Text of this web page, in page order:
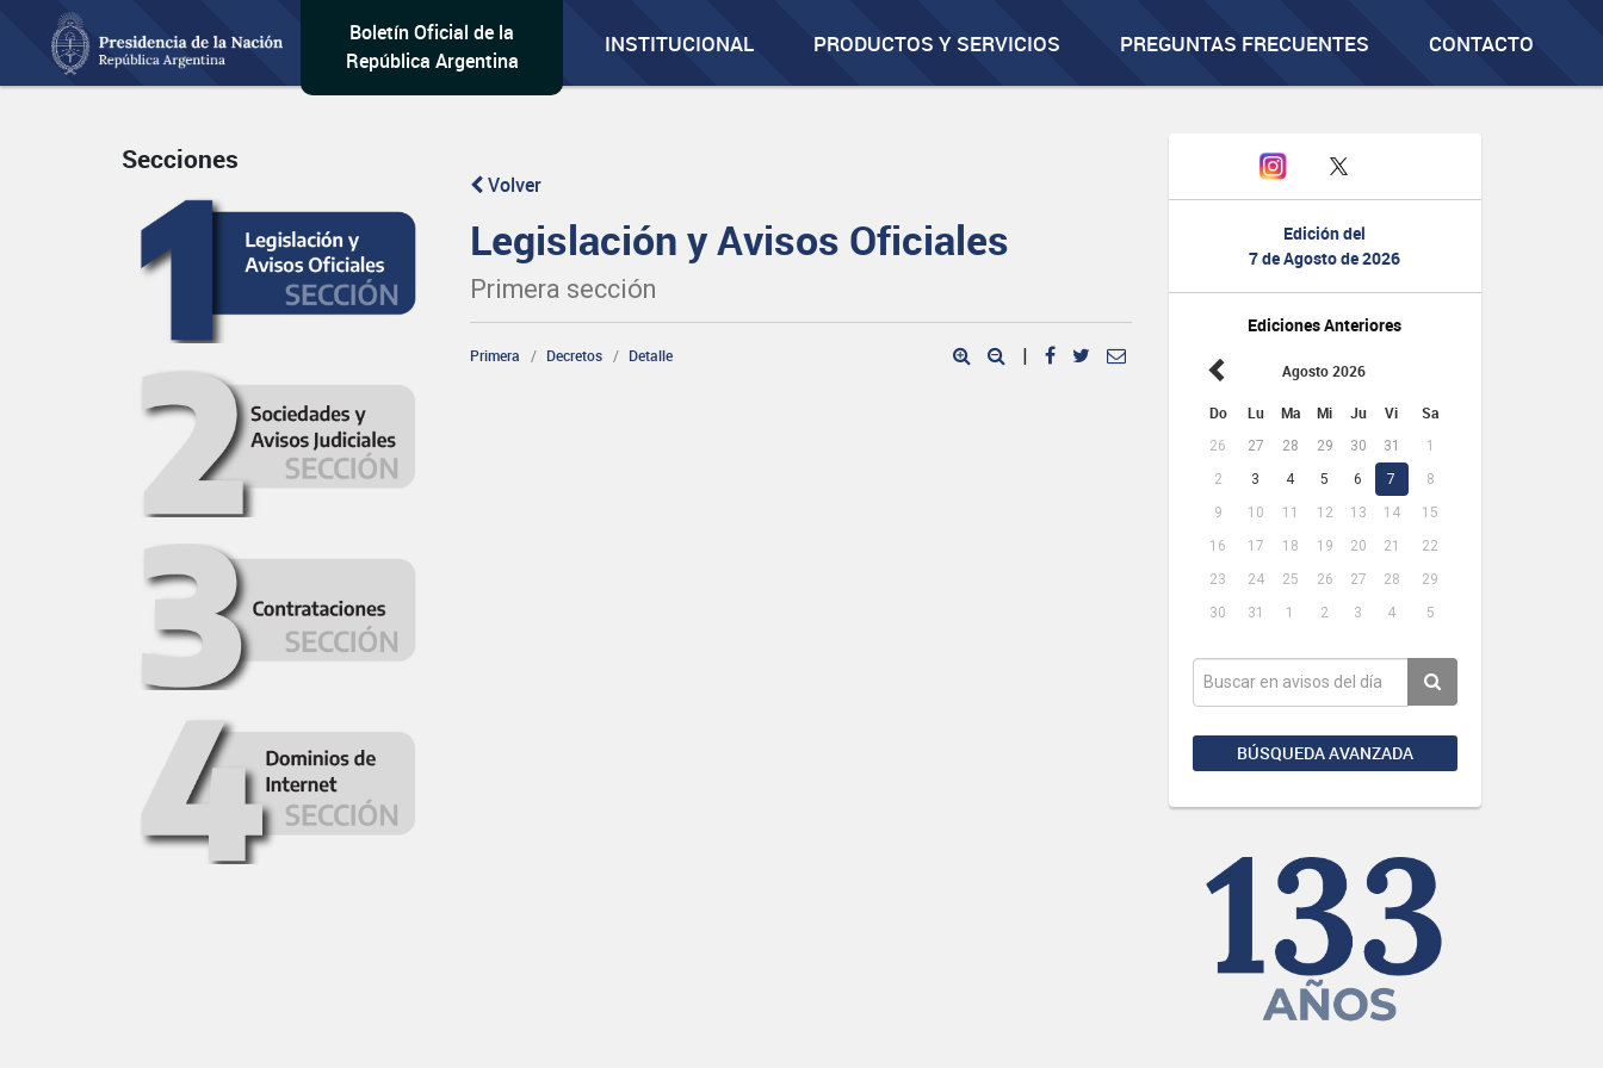
Boletín Oficial de la
República Argentina
INSTITUCIONAL PRODUCTOS Y SERVICIOS PREGUNTAS FRECUENTES CONTACTO
Edición del
7 de Agosto de 2026
Ediciones Anteriores
Agosto 2026
Do Lu Ma Mi Ju Vi Sa
26 27 28 29 30 31
1
2
3 4 5 6 7
8
9
10 11 12 13 14
15
16
17 18 19 20 21
22
23
24 25 26 27 28
29
30
31 1 2 3 4 5
BÚSQUEDA AVANZADA
Secciones
Volver
Legislación y Avisos Oficiales
Primera sección
Primera Decretos Detalle |